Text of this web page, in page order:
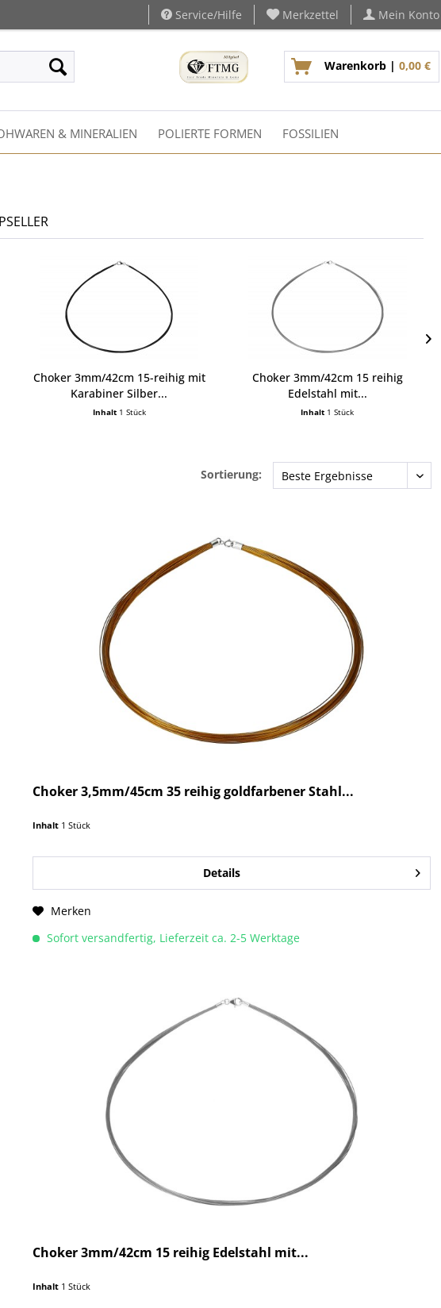
Service/Hilfe Merkzettel Mein Konto
Warenkorb | 0,00 €
& MINERALIEN POLIERTE FORMEN FOSSILIEN
Choker 3mm/42cm 15-reihig mit
Karabiner Silber...
Inhalt 1 Stück
Choker 3mm/42cm 15 reihig
Edelstahl mit...
Inhalt 1 Stück
Sortierung:
Choker 3,5mm/45cm 35 reihig goldfarbener Stahl...
Inhalt 1 Stück
Details
Merken
Sofort versandfertig, Lieferzeit ca. 2-5 Werktage
Choker 3mm/42cm 15 reihig Edelstahl mit...
Inhalt 1 Stück